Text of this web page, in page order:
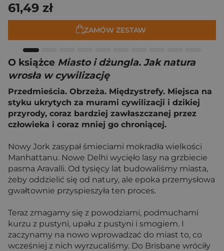
61,49 zł
ZAMÓW ZESTAW
O książce Miasto i dżungla. Jak natura
wrosła w cywilizację
Przedmieścia. Obrzeża. Międzystrefy. Miejsca na
styku ukrytych za murami cywilizacji i dzikiej
przyrody, coraz bardziej zawłaszczanej przez
człowieka i coraz mniej go chroniącej.
Nowy Jork zasypał śmieciami mokradła wielkości
Manhattanu. Nowe Delhi wycięło lasy na grzbiecie
pasma Aravalli. Od tysięcy lat budowaliśmy miasta,
żeby oddzielić się od natury, ale epoka przemysłowa
gwałtownie przyspieszyła ten proces.
Teraz zmagamy się z powodziami, podmuchami
kurzu z pustyni, upału z pustyni i smogiem. I
zaczynamy na nowo wprowadzać do miast to, co
wcześniej z nich wyrzucaliśmy. Do Brisbane wróciły